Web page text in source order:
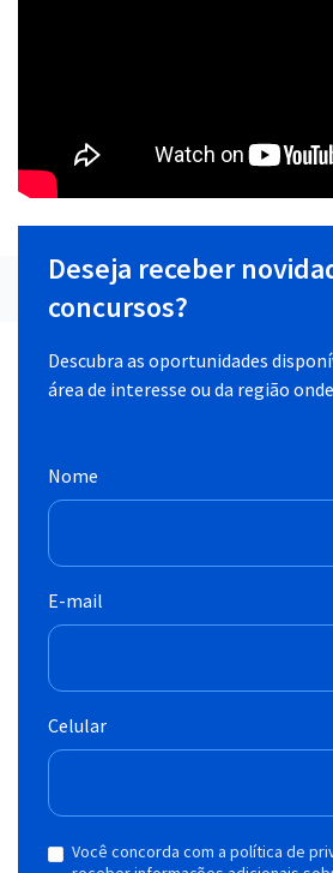
Deseja receber
concursos?
Descubra as oportunidades
área de interesse ou da região
Nome
E-mail
Celular
Você concorda com a política de